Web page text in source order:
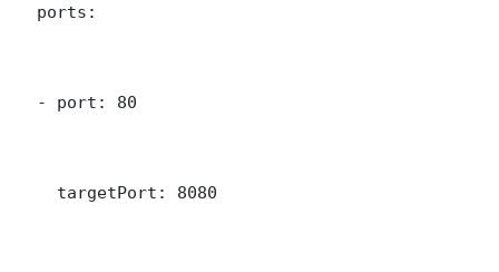
  ports:
  - port: 80
    targetPort: 8080